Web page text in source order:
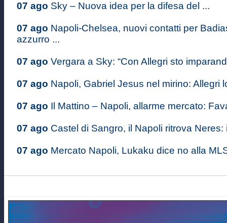
07 ago Sky – Nuova idea per la difesa del ...
07 ago Napoli-Chelsea, nuovi contatti per
azzurro ...
07 ago Vergara a Sky: “Con Allegri sto
07 ago Napoli, Gabriel Jesus nel mirino: Allegri
07 ago Il Mattino – Napoli, allarme mercato:
07 ago Castel di Sangro, il Napoli ritrova Neres:
07 ago Mercato Napoli, Lukaku dice no alla